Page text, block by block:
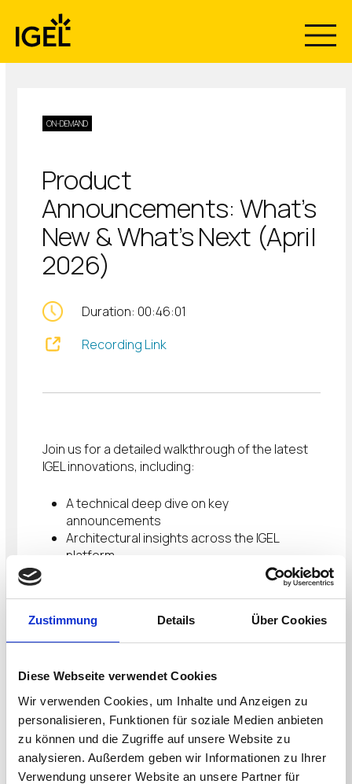
Zustimmung Details Über Cookies
Diese Webseite verwendet Cookies
Wir verwenden Cookies, um Inhalte und Anzeigen zu
personalisieren, Funktionen für soziale Medien anbieten
zu können und die Zugriffe auf unsere Website zu
analysieren. Außerdem geben wir Informationen zu Ihrer
Verwendung unserer Website an unsere Partner für
content
ON-DEMAND
Product
Announcements: What’s
New & What’s Next (April
2026)
Duration: 00:46:01
Recording Link
Join us for a detailed walkthrough of the latest
IGEL innovations, including:
A technical deep dive on key
announcements
Architectural insights across the IGEL
platform
Practical guidance on implementation and
Watch Now
< BACK TO ALL ON-DEMAND EVENTS